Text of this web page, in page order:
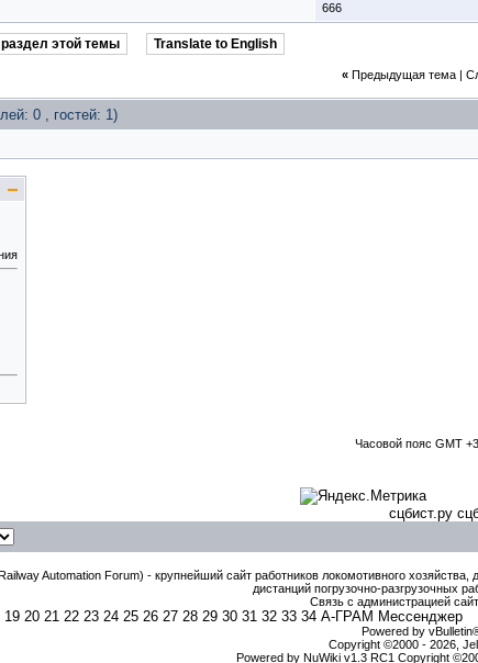
666
этой темы Translate to English
« Предыдущая тема|
0 , гостей: 1)
Часовой пояс GMT
сцбист.ру
Automation Forum) - крупнейший сайт работников локомотивного хозяйства,
дистанций погрузочно-разгрузочных
Связь с администрацией
19 20 21 22 23 24 25 26 27 28 29 30 31 32 33 34 А-ГРАМ Мессенджер
Powered by
Copyright ©2000 - 2026,
Powered by NuWiki v1.3 RC1 Copyright